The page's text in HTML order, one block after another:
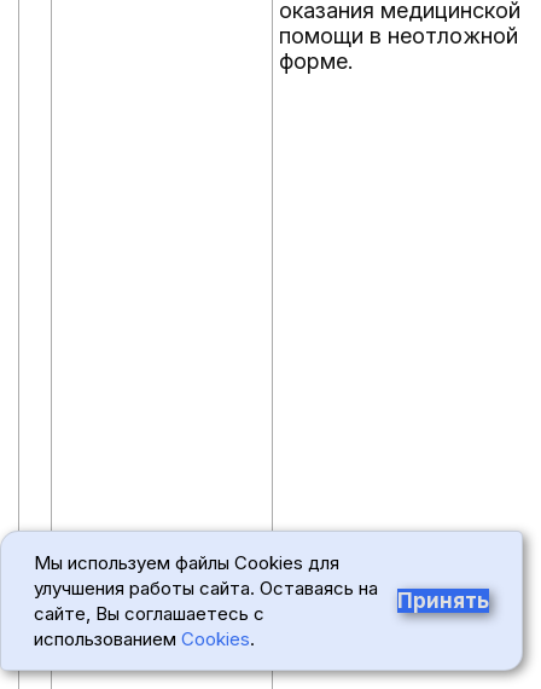
оказания медицинской
помощи в неотложной
форме.
Мы используем файлы Cookies для
улучшения работы сайта. Оставаясь на
сайте, Вы соглашаетесь с
использованием Cookies.
Принять